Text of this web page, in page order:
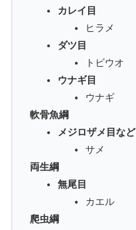
カレイ目
ヒラメ
ダツ目
トビウオ
ウナギ目
ウナギ
軟骨魚綱
メジロザメ目など
サメ
両生綱
無尾目
カエル
爬虫綱